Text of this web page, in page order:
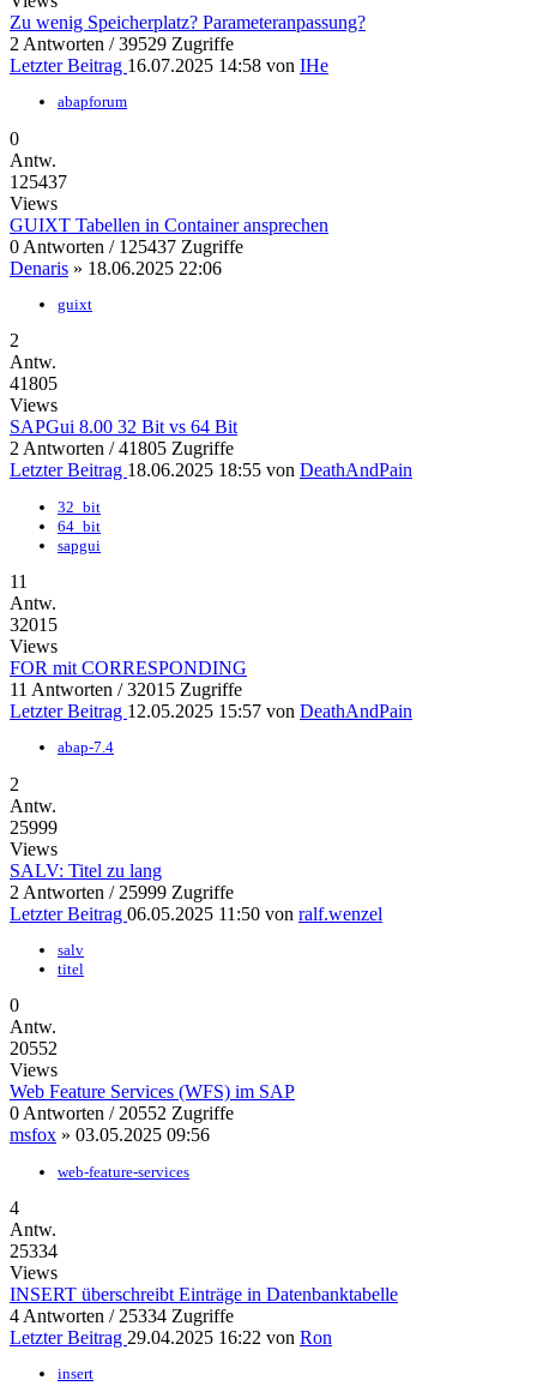
Zu wenig Speicherplatz? Parameteranpassung?
2 Antworten / 39529 Zugriffe
Letzter Beitrag 16.07.2025 14:58 von IHe
abapforum
0
Antw.
125437
Views
GUIXT Tabellen in Container ansprechen
0 Antworten / 125437 Zugriffe
Denaris » 18.06.2025 22:06
guixt
2
Antw.
41805
Views
SAPGui 8.00 32 Bit vs 64 Bit
2 Antworten / 41805 Zugriffe
Letzter Beitrag 18.06.2025 18:55 von DeathAndPain
32_bit
64_bit
sapgui
11
Antw.
32015
Views
FOR mit CORRESPONDING
11 Antworten / 32015 Zugriffe
Letzter Beitrag 12.05.2025 15:57 von DeathAndPain
abap-7.4
2
Antw.
25999
Views
SALV: Titel zu lang
2 Antworten / 25999 Zugriffe
Letzter Beitrag 06.05.2025 11:50 von ralf.wenzel
salv
titel
0
Antw.
20552
Views
Web Feature Services (WFS) im SAP
0 Antworten / 20552 Zugriffe
msfox » 03.05.2025 09:56
web-feature-services
4
Antw.
25334
Views
INSERT überschreibt Einträge in Datenbanktabelle
4 Antworten / 25334 Zugriffe
Letzter Beitrag 29.04.2025 16:22 von Ron
insert